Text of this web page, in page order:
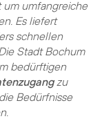
um umfangreiche
Es liefert
schnellen
Stadt Bochum
bedürftigen
zu
Bedürfnisse